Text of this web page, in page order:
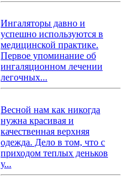
Ингаляторы давно и
успешно используются в
медицинской практике.
Первое упоминание об
ингаляционном лечении
легочных...
Весной нам как никогда
нужна красивая и
качественная верхняя
одежда. Дело в том, что с
приходом теплых деньков
у...